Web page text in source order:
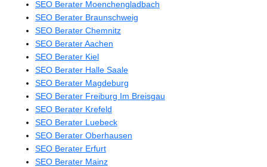
SEO Berater Moenchengladbach
SEO Berater Braunschweig
SEO Berater Chemnitz
SEO Berater Aachen
SEO Berater Kiel
SEO Berater Halle Saale
SEO Berater Magdeburg
SEO Berater Freiburg Im Breisgau
SEO Berater Krefeld
SEO Berater Luebeck
SEO Berater Oberhausen
SEO Berater Erfurt
SEO Berater Mainz